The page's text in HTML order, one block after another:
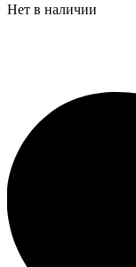
Нет в наличии